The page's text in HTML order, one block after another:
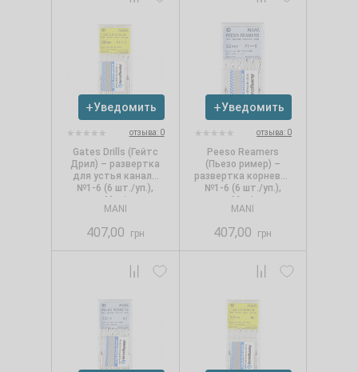
Уведомить
отзыва: 0
Gates Drills (Гейтс
Дрил) – развертка
для устья канала
№1-6 (6 шт./уп.),
Mani
MANI
407,00 грн
Уведомить
отзыва: 0
Peeso Reamers
(Пьезо ример) –
развертка корневая
№1-6 (6 шт./уп.),
Mani
MANI
407,00 грн